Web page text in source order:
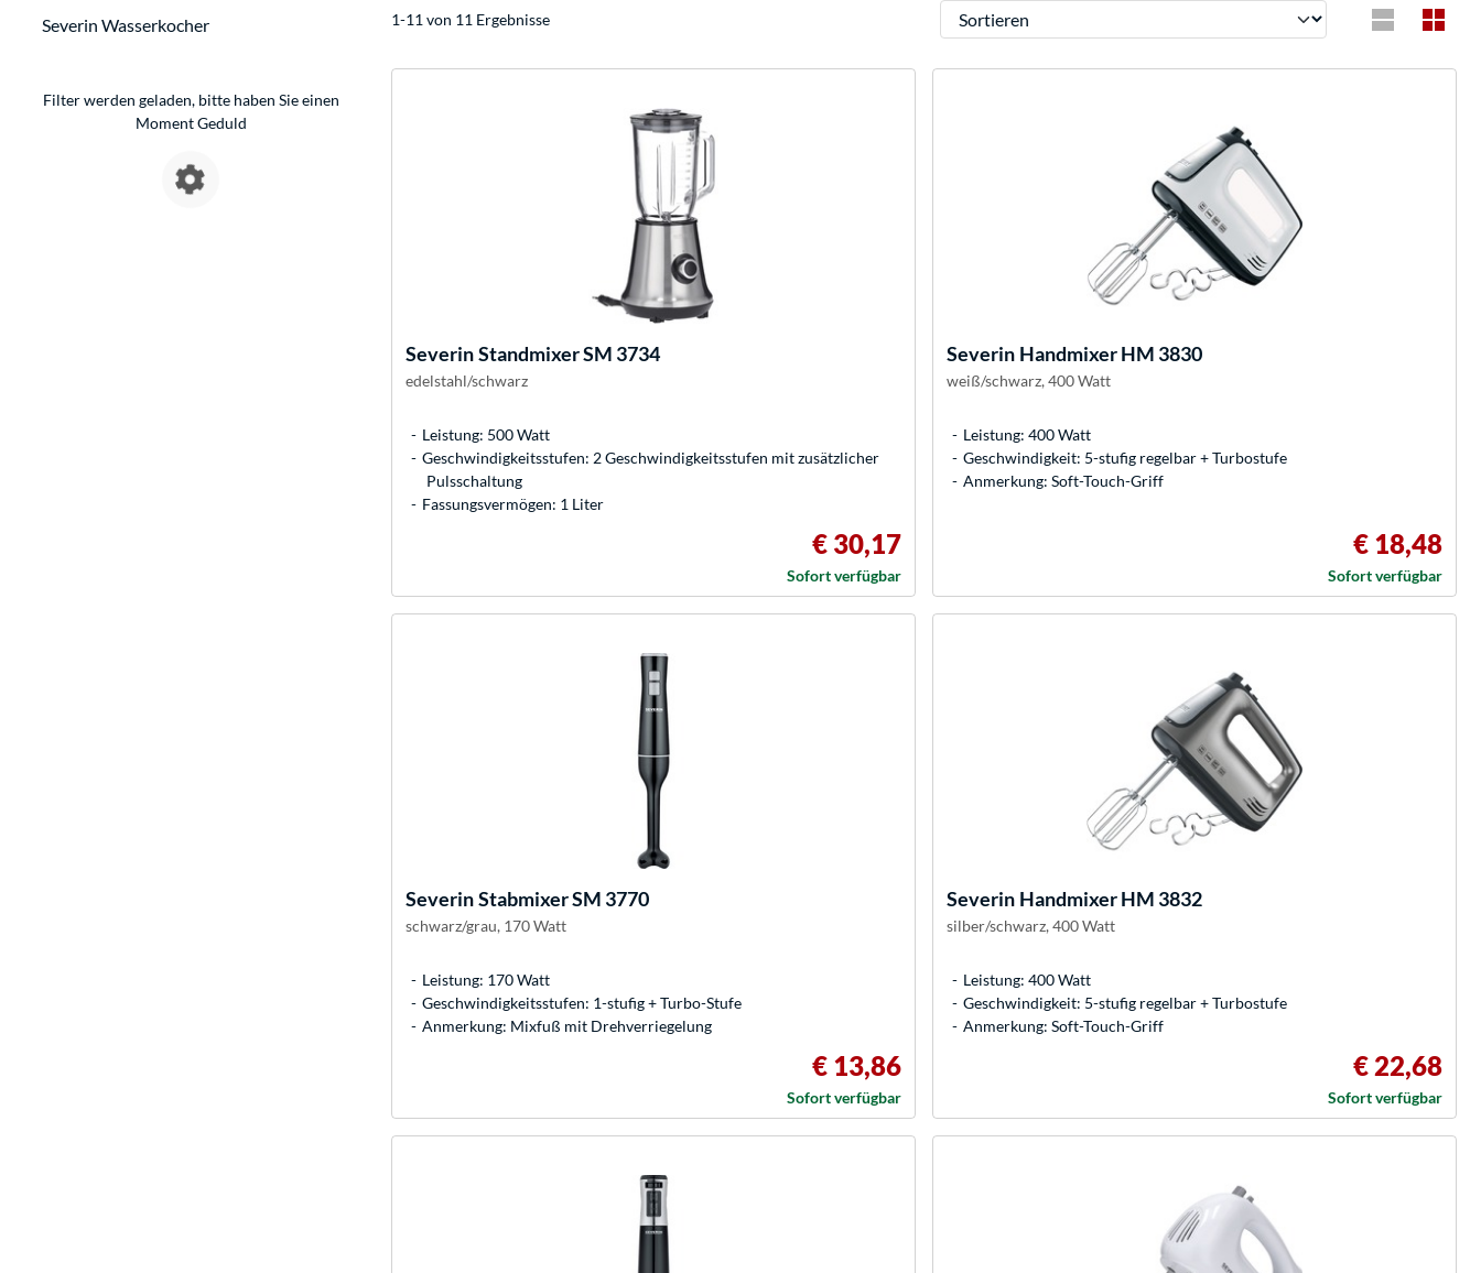
Severin Wasserkocher
Filter werden geladen, bitte haben Sie einen
Moment Geduld
1-11 von 11 Ergebnisse Sortieren
Severin Standmixer SM 3734
edelstahl/schwarz
Leistung: 500 Watt
Geschwindigkeitsstufen: 2 Geschwindigkeitsstufen mit zusätzlicher
Pulsschaltung
Fassungsvermögen: 1 Liter
€ 30,17
Sofort verfügbar
Severin Handmixer HM 3830
weiß/schwarz, 400 Watt
Leistung: 400 Watt
Geschwindigkeit: 5-stufig regelbar + Turbostufe
Anmerkung: Soft-Touch-Griff
€ 18,48
Sofort verfügbar
Severin Stabmixer SM 3770
schwarz/grau, 170 Watt
Leistung: 170 Watt
Geschwindigkeitsstufen: 1-stufig + Turbo-Stufe
Anmerkung: Mixfuß mit Drehverriegelung
€ 13,86
Sofort verfügbar
Severin Handmixer HM 3832
silber/schwarz, 400 Watt
Leistung: 400 Watt
Geschwindigkeit: 5-stufig regelbar + Turbostufe
Anmerkung: Soft-Touch-Griff
€ 22,68
Sofort verfügbar